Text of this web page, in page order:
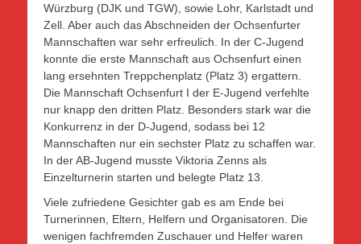
Würzburg (DJK und TGW), sowie Lohr, Karlstadt und
Zell. Aber auch das Abschneiden der Ochsenfurter
Mannschaften war sehr erfreulich. In der C-Jugend
konnte die erste Mannschaft aus Ochsenfurt einen
lang ersehnten Treppchenplatz (Platz 3) ergattern.
Die Mannschaft Ochsenfurt I der E-Jugend verfehlte
nur knapp den dritten Platz. Besonders stark war die
Konkurrenz in der D-Jugend, sodass bei 12
Mannschaften nur ein sechster Platz zu schaffen war.
In der AB-Jugend musste Viktoria Zenns als
Einzelturnerin starten und belegte Platz 13.
Viele zufriedene Gesichter gab es am Ende bei
Turnerinnen, Eltern, Helfern und Organisatoren. Die
wenigen fachfremden Zuschauer und Helfer waren